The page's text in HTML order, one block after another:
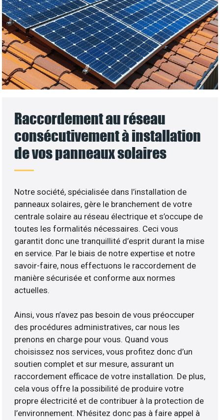
Raccordement au réseau
consécutivement à installation
de vos panneaux solaires
Notre société, spécialisée dans l’installation de
panneaux solaires, gère le branchement de votre
centrale solaire au réseau électrique et s’occupe de
toutes les formalités nécessaires. Ceci vous
garantit donc une tranquillité d’esprit durant la mise
en service. Par le biais de notre expertise et notre
savoir-faire, nous effectuons le raccordement de
manière sécurisée et conforme aux normes
actuelles.
Ainsi, vous n’avez pas besoin de vous préoccuper
des procédures administratives, car nous les
prenons en charge pour vous. Quand vous
choisissez nos services, vous profitez donc d’un
soutien complet et sur mesure, assurant un
raccordement efficace de votre installation. De plus,
cela vous offre la possibilité de produire votre
propre électricité et de contribuer à la protection de
l’environnement. N’hésitez donc pas à faire appel à